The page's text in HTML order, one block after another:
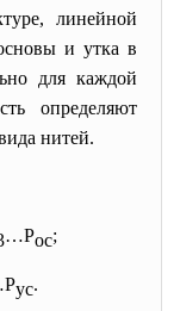
линейной
и утка в
для каждой
определяют
нитей.
…Рос;
ус.